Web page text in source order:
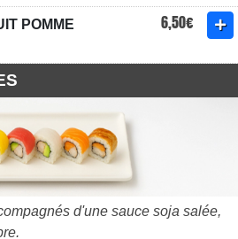
POMME 6,50€
d'une sauce soja salée,